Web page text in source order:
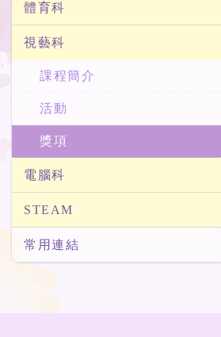
體育科
視藝科
課程簡介
活動
獎項
電腦科
STEAM
常用連結